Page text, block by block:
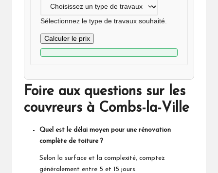
Sélectionnez le type de travaux souhaité.
Calculer le prix
Foire aux questions sur les
couvreurs à Combs-la-Ville
Quel est le délai moyen pour une rénovation
complète de toiture ?
Selon la surface et la complexité, comptez
généralement entre 5 et 15 jours.